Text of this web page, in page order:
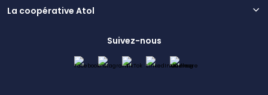
La coopérative Atol
Suivez-nous